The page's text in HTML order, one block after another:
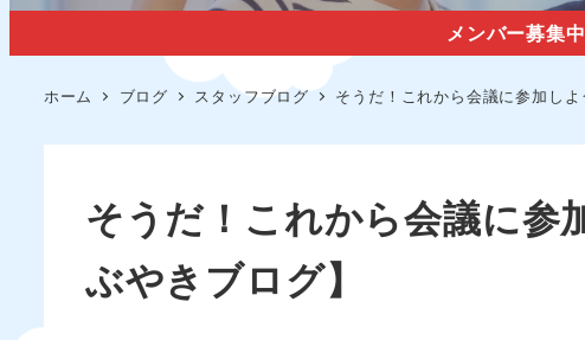
メンバー募集
ホーム ブログ スタッフブログ そうだ！これから会議に参加し
そうだ！これから会議に参
ぶやきブログ】